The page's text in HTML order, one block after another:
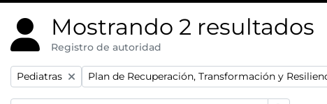
Mostrando 2 resultados
Registro de autoridad
Remove filter:
Pediatras Remove filter:
Plan de Recuperación, Transformación y